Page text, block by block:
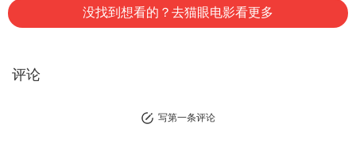
耿直的王长海，偏偏要在这张密不透风的人情大网里硬闯到
底。
没找到想看的？去猫眼电影看更多
评论
写第一条评论